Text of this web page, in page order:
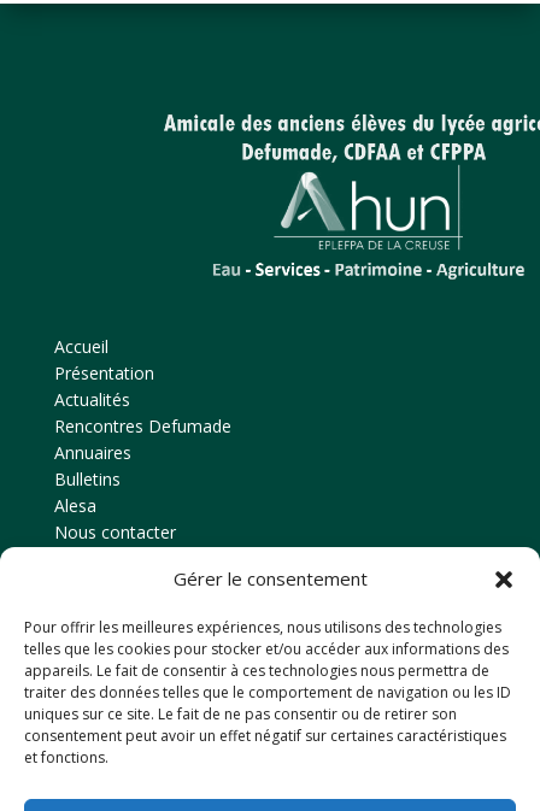
Gérer le consentement
Pour offrir les meilleures expériences, nous utilisons des technologies
telles que les cookies pour stocker et/ou accéder aux informations des
appareils. Le fait de consentir à ces technologies nous permettra de
traiter des données telles que le comportement de navigation ou les ID
uniques sur ce site. Le fait de ne pas consentir ou de retirer son
consentement peut avoir un effet négatif sur certaines caractéristiques
et fonctions.
Accueil
Présentation
Actualités
Rencontres Defumade
Annuaires
Bulletins
Alesa
Nous contacter
Amicale des anciens élèves
EPLEFPA d’Ahun
Le Chaussadis
23150 AHUN
Tél: 05 55 81 48 80
Email : anciensdahun@hotmail.fr